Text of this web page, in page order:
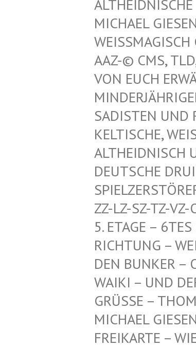
LTHEIDNISCHE
ICHAEL GIESEN
EISSMAGISCH
Z-© CMS, TLD,
N EUCH
DISTEN UND
LTISCHE,
IDNISCH UND
CHE DRUIDEN
ZERSTÖRER
SZ-TZ-VZ-OZ-
GE – 6TES
NG – WEISSES
KER – OPFER-
UND DER
GRÜSSE –
ICHAEL GIESEN
EIKARTE – WIE